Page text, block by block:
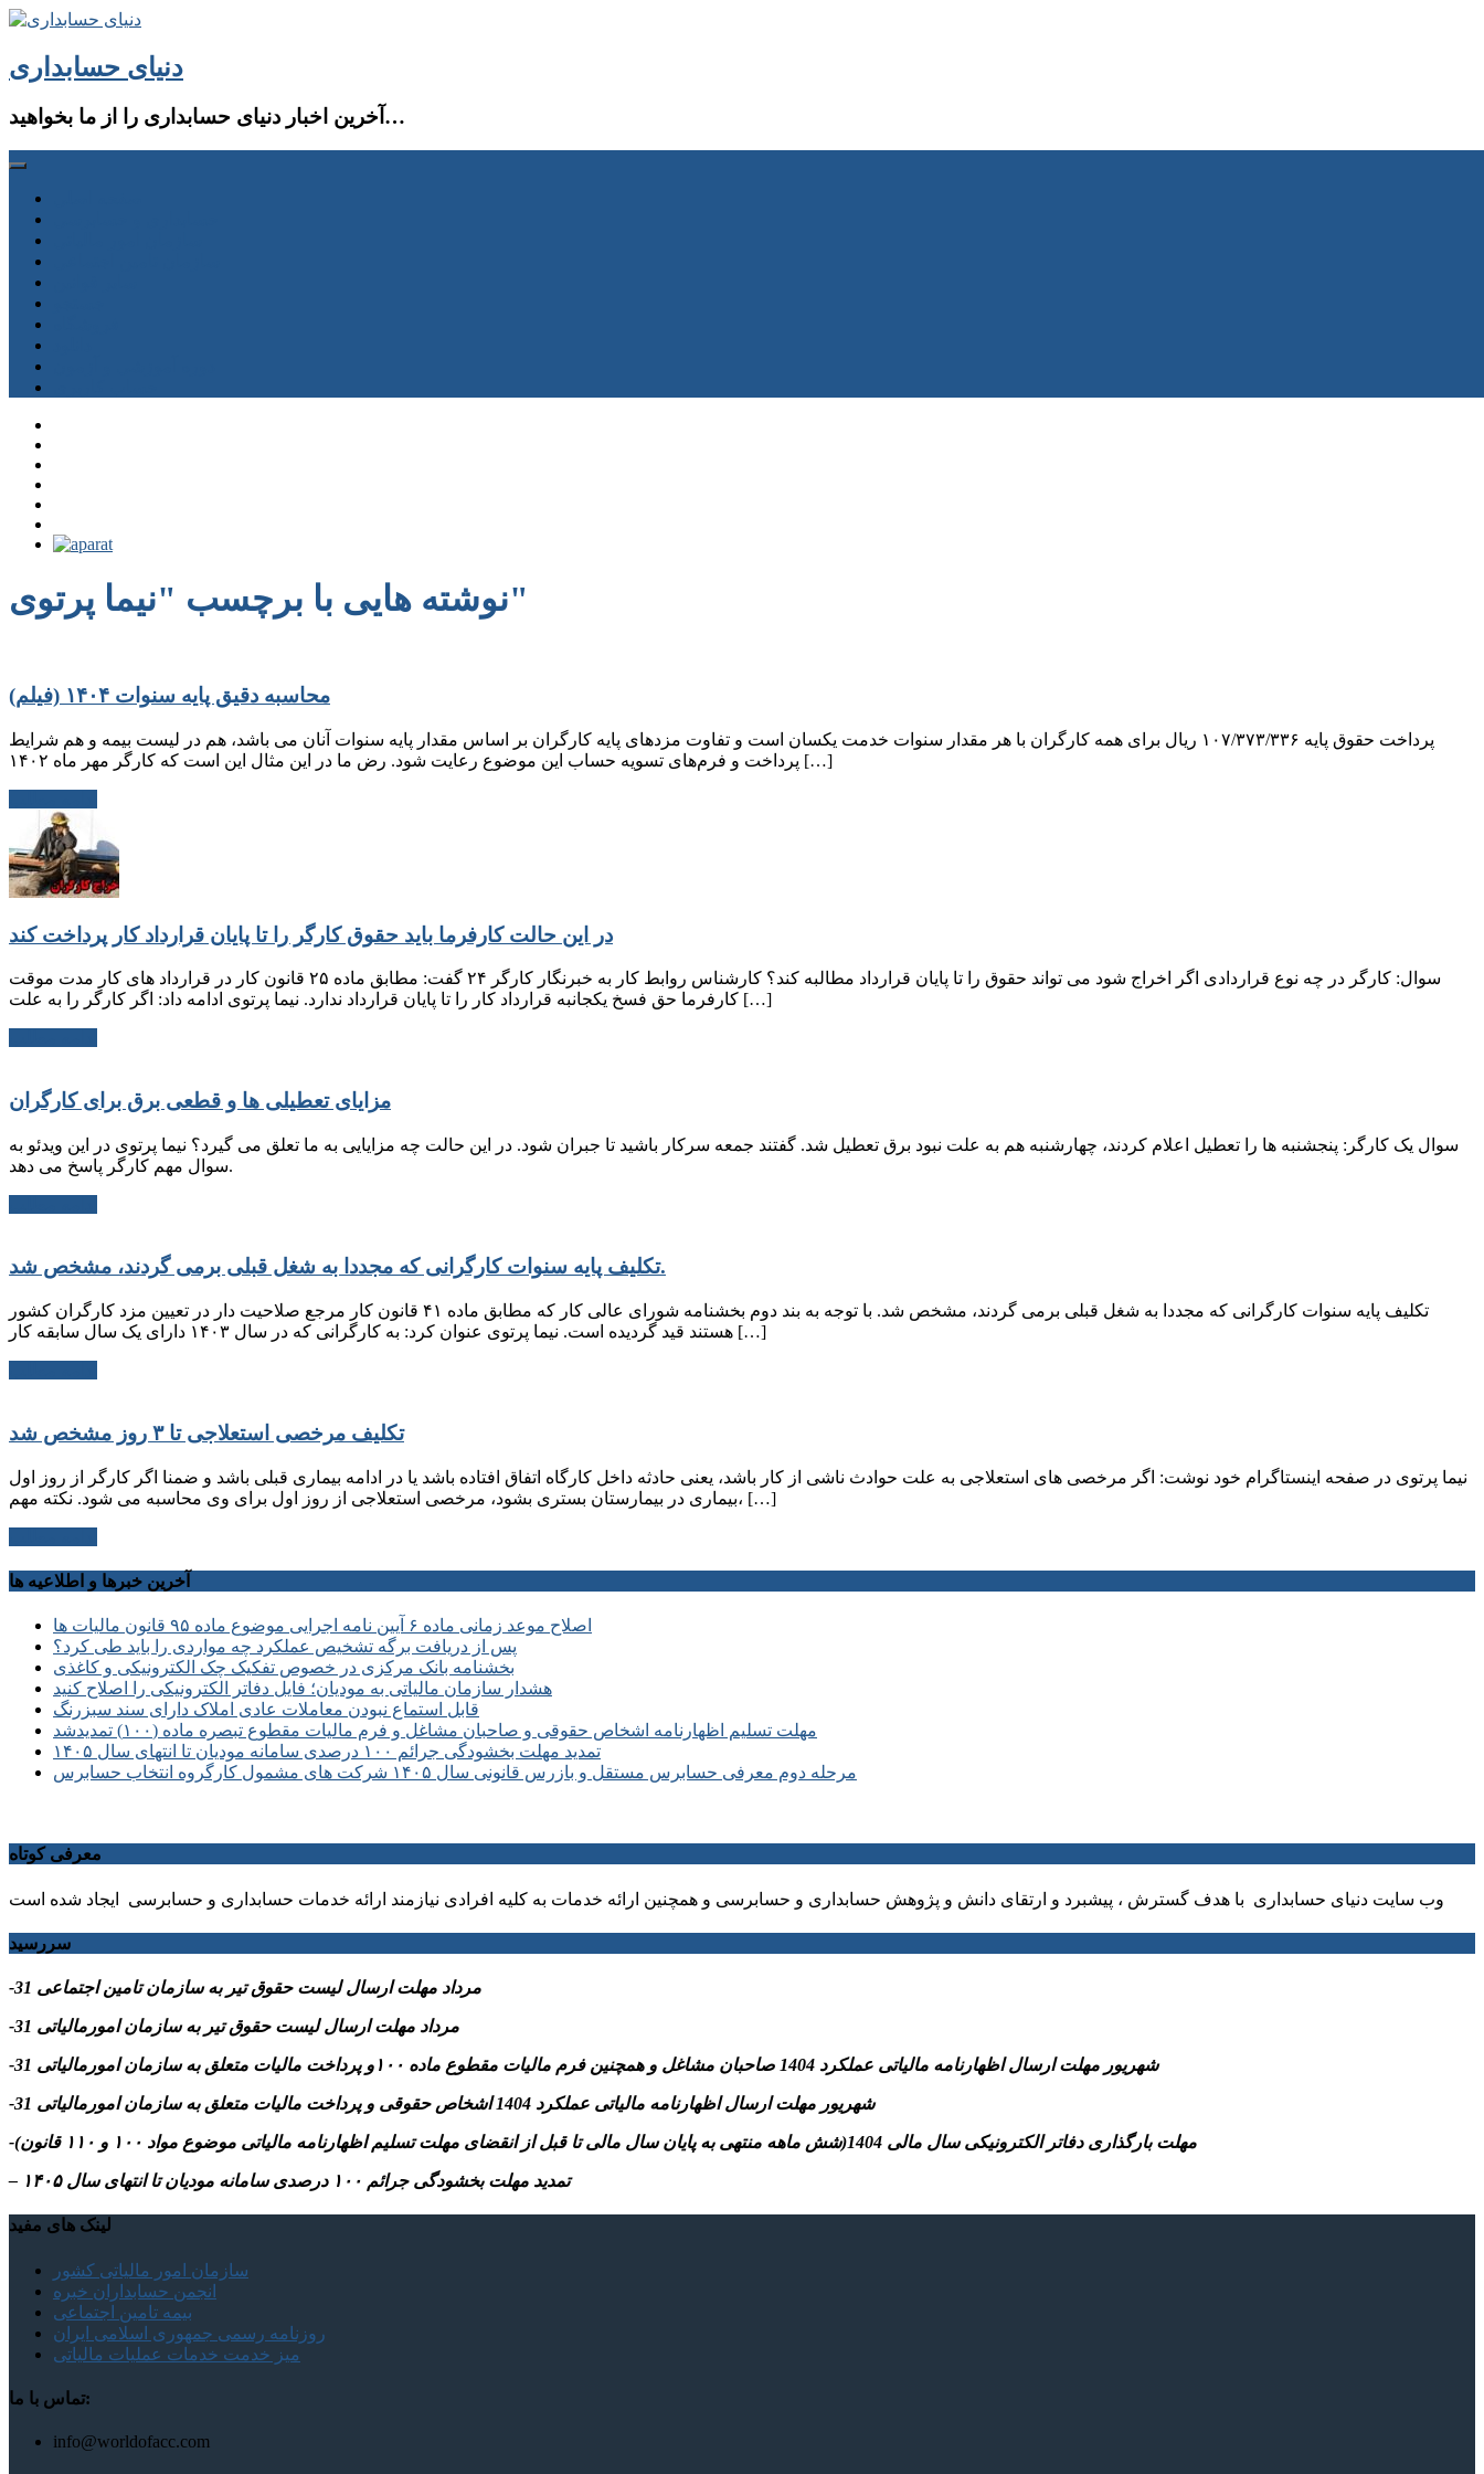
دنیای حسابداری
آخرین اخبار دنیای حسابداری را از ما بخواهید…
نوشته هایی با برچسب "نیما پرتوی"
محاسبه دقیق پایه سنوات ۱۴۰۴ (فیلم)
پرداخت حقوق پایه ۱۰۷/۳۷۳/۳۳۶ ریال برای همه کارگران با هر مقدار سنوات خدمت یکسان است و تفاوت مزدهای پایه کارگران بر اساس مقدار پایه سنوات آنان می باشد، هم در لیست بیمه و هم شرایط
پرداخت و فرم‌های تسویه حساب این موضوع رعایت شود. رض ما در این مثال این است که کارگر مهر ماه ۱۴۰۲ […]
در این حالت کارفرما باید حقوق کارگر را تا پایان قرارداد کار پرداخت کند
سوال: کارگر در چه نوع قراردادی اگر اخراج شود می تواند حقوق را تا پایان قرارداد مطالبه کند؟ کارشناس روابط کار به خبرنگار کارگر ۲۴ گفت: مطابق ماده ۲۵ قانون کار در قرارداد های کار مدت موقت
کارفرما حق فسخ یکجانبه قرارداد کار را تا پایان قرارداد ندارد. نیما پرتوی ادامه داد: اگر کارگر را به علت […]
مزایای تعطیلی ها و قطعی برق برای کارگران
سوال یک کارگر: پنجشنبه ها را تعطیل اعلام کردند، چهارشنبه هم به علت نبود برق تعطیل شد. گفتند جمعه سرکار باشید تا جبران شود. در این حالت چه مزایایی به ما تعلق می گیرد؟ نیما پرتوی در این ویدئو به
سوال مهم کارگر پاسخ می دهد.
تکلیف پایه سنوات کارگرانی که مجددا به شغل قبلی برمی گردند، مشخص شد.
تکلیف پایه سنوات کارگرانی که مجددا به شغل قبلی برمی گردند، مشخص شد. با توجه به بند دوم بخشنامه شورای عالی کار که مطابق ماده ۴۱ قانون کار مرجع صلاحیت دار در تعیین مزد کارگران کشور
هستند قید گردیده است. نیما پرتوی عنوان کرد: به کارگرانی که در سال ۱۴۰۳ دارای یک سال سابقه کار […]
تکلیف مرخصی استعلاجی تا ۳ روز مشخص شد
نیما پرتوی در صفحه اینستاگرام خود نوشت: اگر مرخصی های استعلاجی به علت حوادث ناشی از کار باشد، یعنی حادثه داخل کارگاه اتفاق افتاده باشد یا در ادامه بیماری قبلی باشد و ضمنا اگر کارگر از روز اول
بیماری در بیمارستان بستری بشود، مرخصی استعلاجی از روز اول برای وی محاسبه می شود. نکته مهم، […]
آخرین خبرها و اطلاعیه ها
اصلاح موعد زمانی ماده ۶ آیین نامه اجرایی موضوع ماده ۹۵ قانون مالیات ها
پس از دریافت برگه تشخیص عملکرد چه مواردی را باید طی کرد؟
بخشنامه بانک مرکزی در خصوص تفکیک چک الکترونیکی و کاغذی
هشدار سازمان مالیاتی به مودیان؛ فایل دفاتر الکترونیکی را اصلاح کنید
قابل استماع نبودن معاملات عادی املاک دارای سند سبزرنگ
مهلت تسلیم اظهارنامه اشخاص حقوقی و صاحبان مشاغل و فرم مالیات مقطوع تبصره ماده (۱۰۰) تمدیدشد
تمدید مهلت بخشودگی جرائم ۱۰۰ درصدی سامانه مودیان تا انتهای سال ۱۴۰۵
مرحله دوم معرفی حسابرس مستقل و بازرس قانونی سال ۱۴۰۵ شرکت های مشمول کارگروه انتخاب حسابرس
معرفی کوتاه
وب سایت دنیای حسابداری با هدف گسترش ، پیشبرد و ارتقای دانش و پژوهش حسابداری و حسابرسی و همچنین ارائه خدمات به کلیه افرادی نیازمند ارائه خدمات حسابداری و حسابرسی ایجاد شده است
سررسید
-31 مرداد مهلت ارسال ليست حقوق تیر به سازمان تامین اجتماعی
-31 مرداد مهلت ارسال ليست حقوق تیر به سازمان امورمالیاتی
-31 شهریور مهلت ارسال اظهارنامه مالیاتی عملکرد 1404 صاحبان مشاغل و همچنین فرم مالیات مقطوع ماده ۱۰۰و پرداخت مالیات متعلق به سازمان امورمالیاتی
-31 شهریور مهلت ارسال اظهارنامه مالیاتی عملکرد 1404 اشخاص حقوقی و پرداخت مالیات متعلق به سازمان امورمالیاتی
-مهلت بارگذاری دفاتر الکترونیکی سال مالی 1404(شش ماهه منتهی به پایان سال مالی تا قبل از انقضای مهلت تسلیم اظهارنامه مالیاتی موضوع مواد ۱۰۰ و ۱۱۰ قانون)
– تمدید مهلت بخشودگی جرائم ۱۰۰ درصدی سامانه مودیان تا انتهای سال ۱۴۰۵
لینک های مفید
سازمان امور مالیاتی کشور
انجمن حسابداران خبره
بیمه تامین اجتماعی
روزنامه رسمی جمهوری اسلامی ایران
میز خدمت خدمات عملیات مالیاتی
تماس با ما:
info@worldofacc.com